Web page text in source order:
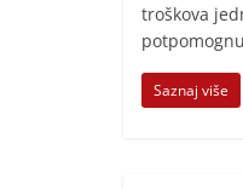
troškova
Saznaj više